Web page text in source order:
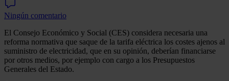
Ningún comentario
El Consejo Económico y Social (CES) considera necesaria una
reforma normativa que saque de la tarifa eléctrica los costes ajenos al
suministro de electricidad, que en su opinión, deberían financiarse
por otros medios, por ejemplo con cargo a los Presupuestos
Generales del Estado.